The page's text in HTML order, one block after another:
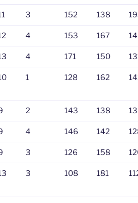
3 152 138
4 153 167
4 171 150
1 128 162
2 143 138
4 146 142
3 126 158
3 108 181